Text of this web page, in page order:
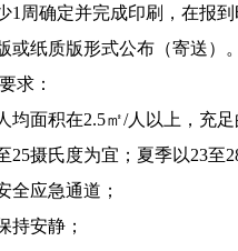
周确定并完成印刷，在报到
纸质版形式公布（寄送）。
求：
均面积在2.5㎡/人以上，充
25摄氏度为宜；夏季以23至
全应急通道；
持安静；